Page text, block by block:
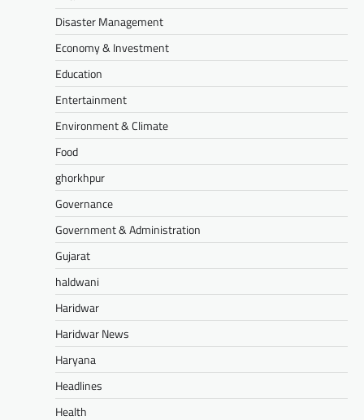
Disaster Management
Economy & Investment
Education
Entertainment
Environment & Climate
Food
ghorkhpur
Governance
Government & Administration
Gujarat
haldwani
Haridwar
Haridwar News
Haryana
Headlines
Health